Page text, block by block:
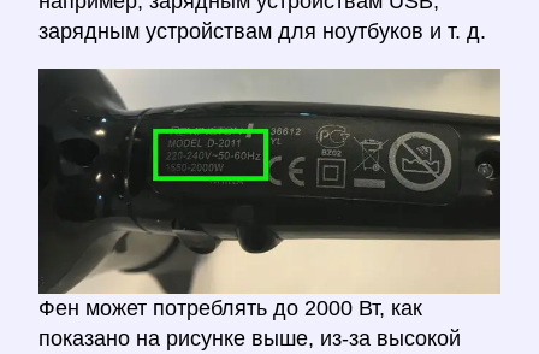
зарядным устройствам для ноутбуков и т. д.
Фен может потреблять до 2000 Вт, как
показано на рисунке выше, из-за высокой